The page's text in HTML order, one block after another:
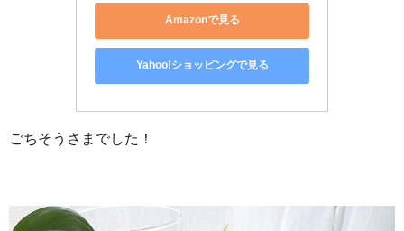
Amazonで見る
Yahoo!ショッピングで見る
ごちそうさまでした！